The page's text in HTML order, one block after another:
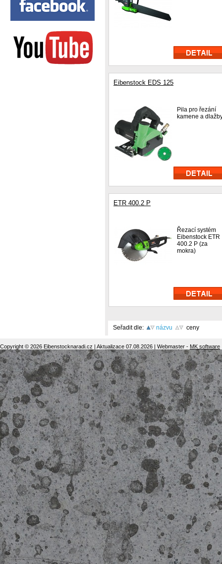
Eibenstock EDS 125
Pila pro řezání
kamene a
ETR 400.2 P
Řezací systém
Eibenstock ETR
400.2 P (za
mokra)
Seřadit dle: názvu ceny
Copyright © 2026 Eibenstocknaradi.cz | Aktualizace 07.08.2026 | Webmaster - MK software